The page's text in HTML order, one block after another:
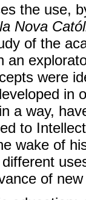
the use,
Nova
of the
an
were
in
a way,
to
wake of
of